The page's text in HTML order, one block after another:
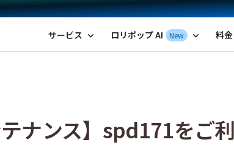
ップ！レンタルサーバー by GMOペパボ
サービス expand_more ロリポップ AI New expand_more 料金
テナンス】spd171をご